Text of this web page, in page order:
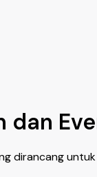
dan
dirancang